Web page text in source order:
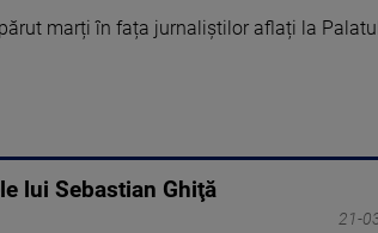
marți în fața jurnaliștilor aflați la Palatul
lui Sebastian Ghiţă
21-